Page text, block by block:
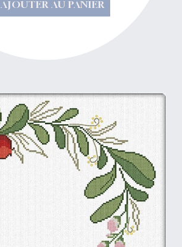
AJOUTER AU PANIER